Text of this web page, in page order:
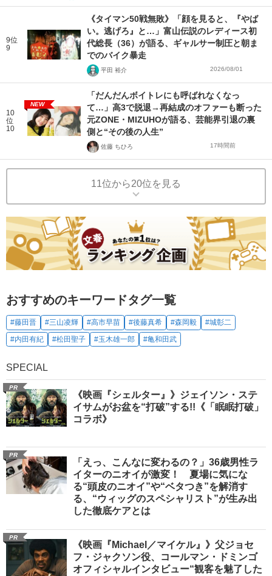
9位
9
《タイマン50戦無敗》「顔を見ると、『やば
い。逃げろ』と…」富山伝説のレディース初
代総長（36）が語る、ギャルサー制圧と朝ま
でのバイク暴走
平田 裕介 2026/08/01
10
位
10
NEW
「だんだんボイトレにも呼ばれなくなっ
て…」高3で脱退→再結成のオファーも断った
元ZONE・MIZUHOが語る、芸能界引退の裏
側と“その後の人生”
佐藤 ちひろ 17時間前
11位から20位を見る
おすすめのキーワードタグ一覧
#藤田晋 #三山凌輝 #高市早苗 #後藤真希 #森岡毅
#城彰二
#内田有紀
#松田聖子 #玉木雄一郎 #亀和田武
SPECIAL
PR
《映画『シェルター』》ジェイソン・ステ
イサムがお盆を“打破”する!!《「眠眠打破」
コラボ》
PR
「えっ、こんなに変わるの？」36歳男性ラ
イターのニオイが激変！ 夏場に気にな
る“頭皮のニオイ”や“ベタつき”を解消す
る、“ウィッグのスペシャリスト”が生み出
した徹底ケアとは
PR
《映画『Michael／マイケル』》父ジョセ
フ・ジャクソン役、コールマン・ドミンゴ
オフィシャルインタビュー“観客を魅了した